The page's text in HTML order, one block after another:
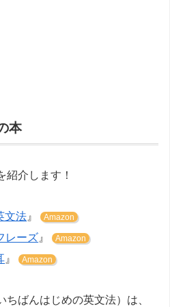
本
紹介します！
文法 』 Amazon
レーズ 』 Amazon
』 Amazon
ちばんはじめの英文法）は、